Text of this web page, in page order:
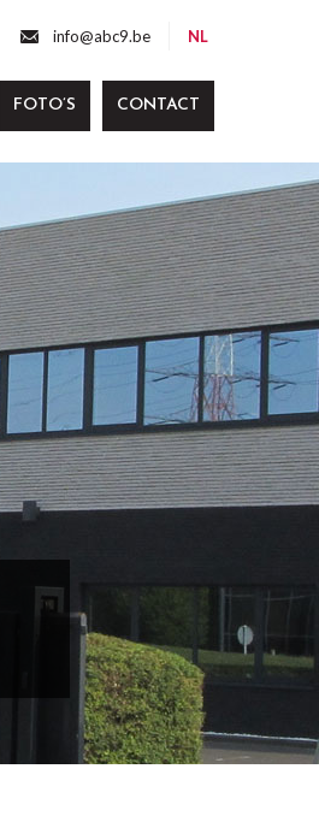
info@abc9.be NL
FOTO’S CONTACT